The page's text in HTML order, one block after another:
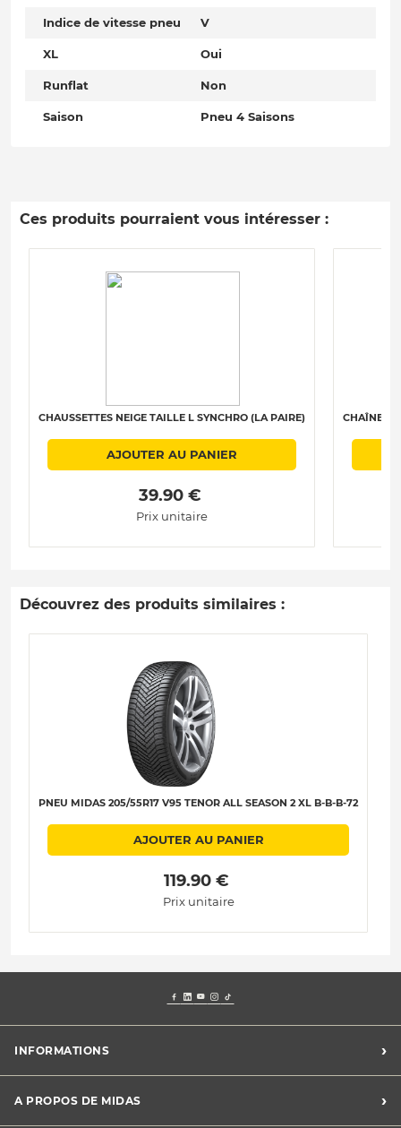
Indice de vitesse pneu V
XL Oui
Runflat Non
Saison Pneu 4 Saisons
Ces produits pourraient vous intéresser :
CHAUSSETTES NEIGE TAILLE L SYNCHRO (LA PAIRE)
AJOUTER AU PANIER
39.90 €
Prix unitaire
CHAÎNES
Découvrez des produits similaires :
PNEU MIDAS 205/55R17 V95 TENOR ALL SEASON 2 XL B-B-B-72
AJOUTER AU PANIER
119.90 €
Prix unitaire
INFORMATIONS ›
Charte des cookies
A PROPOS DE MIDAS ›